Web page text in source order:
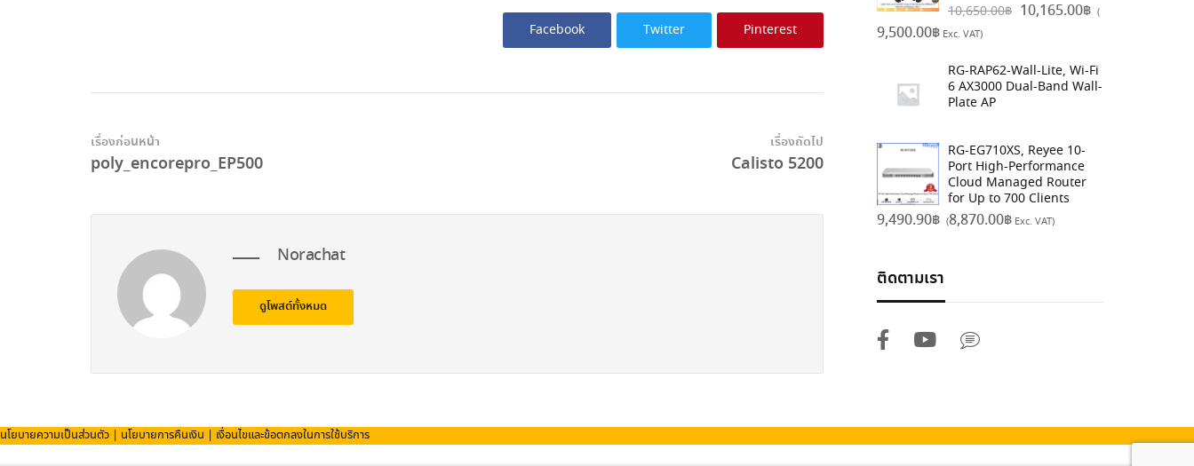
Facebook Twitter Pinterest
เรื่องก่อนหน้า
poly_encorepro_EP500
เรื่องถัดไป
Calisto 5200
Norachat
ดูโพสต์ทั้งหมด
10,650.00฿ 10,165.00฿ (
9,500.00฿ Exc. VAT)
RG-RAP62-Wall-Lite, Wi-Fi
6 AX3000 Dual-Band Wall-
Plate AP
RG-EG710XS, Reyee 10-
Port High-Performance
Cloud Managed Router
for Up to 700 Clients
9,490.90฿ (8,870.00฿ Exc. VAT)
ติดตามเรา
นโยบายความเป็นส่วนตัว | นโยบายการคืนเงิน | เงื่อนไขและข้อตกลงในการใช้บริการ